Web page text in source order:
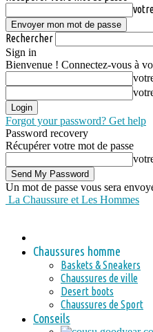
Rechercher
Sign in
Bienvenue ! Connectez-vous à
Forgot your password? Get help
Password recovery
Récupérer votre mot de passe
Un mot de passe vous sera
La Chaussure et Les Hommes
Chaussures homme
Baskets & Sneakers
Chaussures de ville
Desert boots
Chaussures de Sport
Conseils